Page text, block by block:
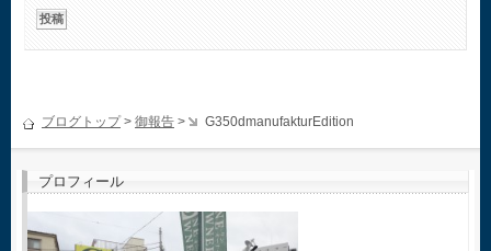
ブログトップ> 御報告 > G350dmanufakturEdition
プロフィール